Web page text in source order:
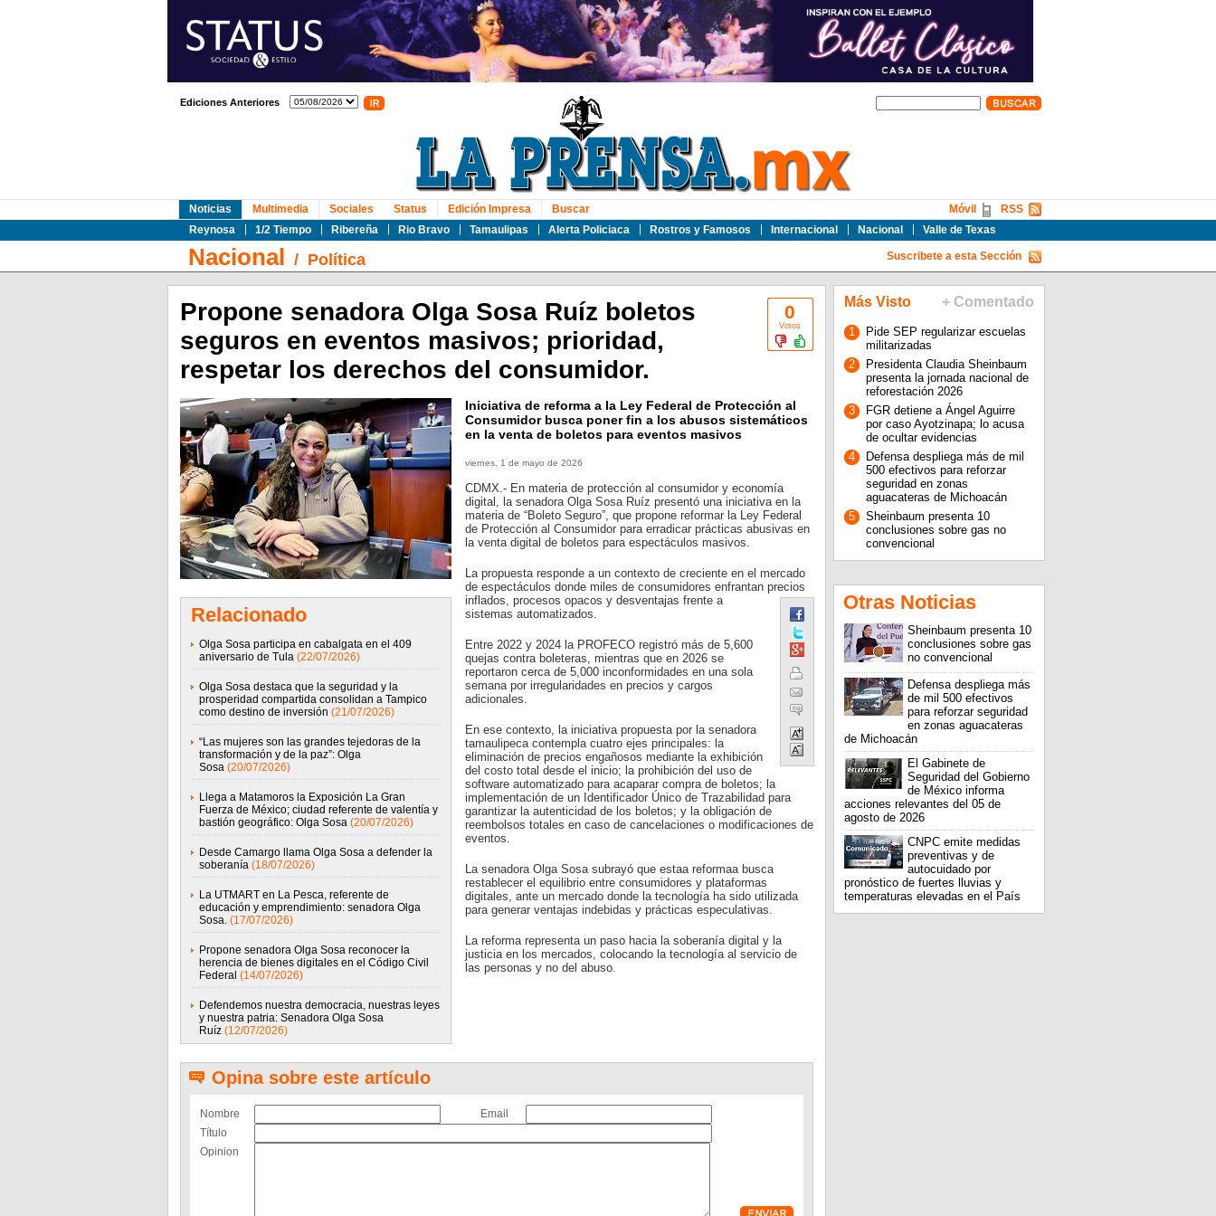
Ediciones Anteriores
Noticias
Reynosa
1/2 Tiempo Ribereña Rio Bravo Tamaulipas Alerta Policiaca Rostros y Famosos Internacional Nacional Valle de Texas
Multimedia Sociales Status Edición Impresa Buscar RSS
Móvil
Nacional / Política Suscribete a esta Sección
0
Votos
Propone senadora Olga Sosa Ruíz boletos
seguros en eventos masivos; prioridad,
respetar los derechos del consumidor.
Relacionado
Olga Sosa participa en cabalgata en el 409
aniversario de Tula (22/07/2026)
Olga Sosa destaca que la seguridad y la
prosperidad compartida consolidan a Tampico
como destino de inversión (21/07/2026)
“Las mujeres son las grandes tejedoras de la
transformación y de la paz”: Olga
Sosa (20/07/2026)
Llega a Matamoros la Exposición La Gran
Fuerza de México; ciudad referente de valentía y
bastión geográfico: Olga Sosa (20/07/2026)
Desde Camargo llama Olga Sosa a defender la
soberanía (18/07/2026)
La UTMART en La Pesca, referente de
educación y emprendimiento: senadora Olga
Sosa. (17/07/2026)
Propone senadora Olga Sosa reconocer la
herencia de bienes digitales en el Código Civil
Federal (14/07/2026)
Defendemos nuestra democracia, nuestras leyes
y nuestra patria: Senadora Olga Sosa
Ruíz (12/07/2026)
Iniciativa de reforma a la Ley Federal de Protección al
Consumidor busca poner fin a los abusos sistemáticos
en la venta de boletos para eventos masivos
viernes, 1 de mayo de 2026
CDMX.- En materia de protección al consumidor y economía
digital, la senadora Olga Sosa Ruíz presentó una iniciativa en la
materia de “Boleto Seguro”, que propone reformar la Ley Federal
de Protección al Consumidor para erradicar prácticas abusivas en
la venta digital de boletos para espectáculos masivos.
La propuesta responde a un contexto de creciente en el mercado
de espectáculos donde miles de consumidores enfrantan precios
inflados, procesos opacos y desventajas frente a
sistemas automatizados.
Entre 2022 y 2024 la PROFECO registró más de 5,600
quejas contra boleteras, mientras que en 2026 se
reportaron cerca de 5,000 inconformidades en una sola
semana por irregularidades en precios y cargos
adicionales.
En ese contexto, la iniciativa propuesta por la senadora
tamaulipeca contempla cuatro ejes principales: la
eliminación de precios engañosos mediante la exhibición
del costo total desde el inicio; la prohibición del uso de
software automatizado para acaparar compra de boletos; la
implementación de un Identificador Único de Trazabilidad para
garantizar la autenticidad de los boletos; y la obligación de
reembolsos totales en caso de cancelaciones o modificaciones de
eventos.
La senadora Olga Sosa subrayó que estaa reformaa busca
restablecer el equilibrio entre consumidores y plataformas
digitales, ante un mercado donde la tecnología ha sido utilizada
para generar ventajas indebidas y prácticas especulativas.
La reforma representa un paso hacia la soberanía digital y la
justicia en los mercados, colocando la tecnología al servicio de
las personas y no del abuso.
Opina sobre este artículo
Nombre
Email
Título
Opinion
Más Visto + Comentado
1
Pide SEP regularizar escuelas
militarizadas
2
Presidenta Claudia Sheinbaum
presenta la jornada nacional de
reforestación 2026
3
FGR detiene a Ángel Aguirre
por caso Ayotzinapa; lo acusa
de ocultar evidencias
4
Defensa despliega más de mil
500 efectivos para reforzar
seguridad en zonas
aguacateras de Michoacán
5
Sheinbaum presenta 10
conclusiones sobre gas no
convencional
Otras Noticias
Sheinbaum presenta 10
conclusiones sobre gas
no convencional
Defensa despliega más
de mil 500 efectivos
para reforzar seguridad
en zonas aguacateras
de Michoacán
El Gabinete de
Seguridad del Gobierno
de México informa
acciones relevantes del 05 de
agosto de 2026
CNPC emite medidas
preventivas y de
autocuidado por
pronóstico de fuertes lluvias y
temperaturas elevadas en el País